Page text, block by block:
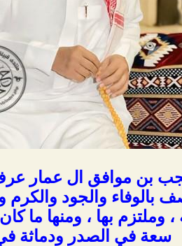
بن موافق ال عمار
بالوفاء والجود
وملتزم بها ، ومنها ما
سعة في الصدر ودماثة